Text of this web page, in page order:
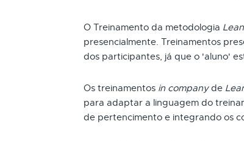
O Treinamento da metodologia Lean
presencialmente. Treinamentos
dos participantes, já que o 'aluno'
Os treinamentos in companyde
para adaptar a linguagem do
de pertencimento e integrando os